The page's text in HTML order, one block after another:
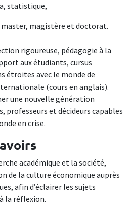
statistique,
magistère et doctorat.
rigoureuse, pédagogie à la
aux étudiants, cursus
étroites avec le monde de
(cours en anglais).
une nouvelle génération
professeurs et décideurs capables
en crise.
académique et la société,
de la culture économique auprès
afin d’éclairer les sujets
la réflexion.